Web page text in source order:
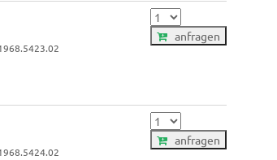
anfragen
anfragen